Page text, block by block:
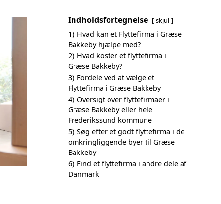
Indholdsfortegnelse skjul
1) Hvad kan et Flyttefirma i Græse
Bakkeby hjælpe med?
2) Hvad koster et flyttefirma i
Græse Bakkeby?
3) Fordele ved at vælge et
Flyttefirma i Græse Bakkeby
4) Oversigt over flyttefirmaer i
Græse Bakkeby eller hele
Frederikssund kommune
5) Søg efter et godt flyttefirma i de
omkringliggende byer til Græse
Bakkeby
6) Find et flyttefirma i andre dele af
Danmark